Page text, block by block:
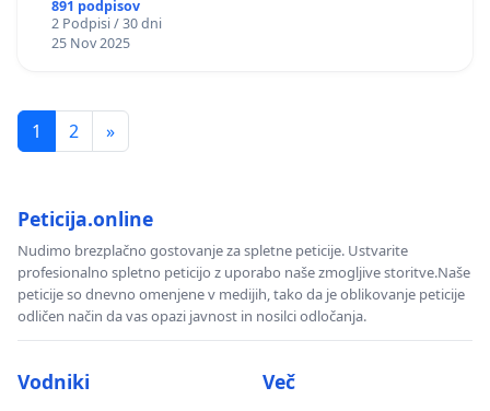
891 podpisov
2 Podpisi / 30 dni
25 Nov 2025
1 2 »
Peticija.online
Nudimo brezplačno gostovanje za spletne peticije. Ustvarite
profesionalno spletno peticijo z uporabo naše zmogljive storitve.Naše
peticije so dnevno omenjene v medijih, tako da je oblikovanje peticije
odličen način da vas opazi javnost in nosilci odločanja.
Vodniki Več